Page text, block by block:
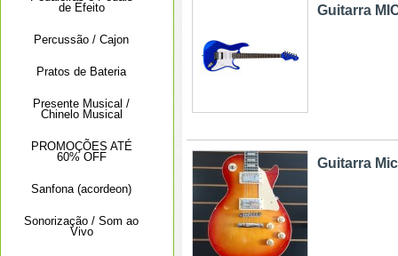
de Efeito
Percussão / Cajon
Pratos de Bateria
Presente Musical /
Chinelo Musical
PROMOÇÕES ATÉ
60% OFF
Sanfona (acordeon)
Sonorização / Som ao
Vivo
Guitarra
Guitarra